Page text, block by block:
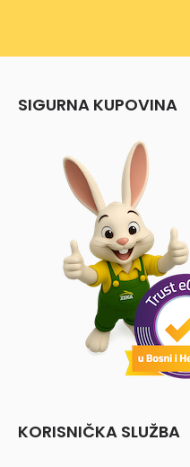
SIGURNA KUPOVINA
KORISNIČKA SLUŽBA